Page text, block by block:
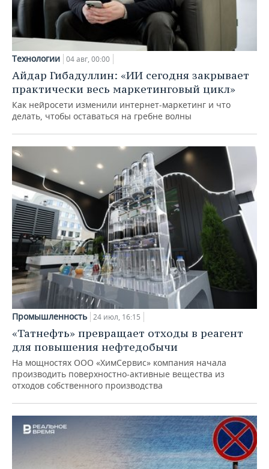
Технологии 04 авг, 00:00
Айдар Гибадуллин: «ИИ сегодня закрывает
практически весь маркетинговый цикл»
Как нейросети изменили интернет-маркетинг и что
делать, чтобы оставаться на гребне волны
Промышленность 24 июл, 16:15
«Татнефть» превращает отходы в реагент
для повышения нефтедобычи
На мощностях ООО «ХимСервис» компания начала
производить поверхностно-активные вещества из
отходов собственного производства